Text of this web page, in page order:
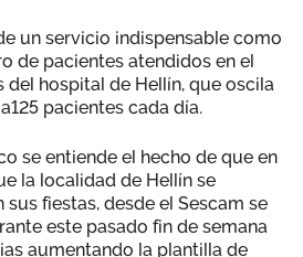
un servicio indispensable como
de pacientes atendidos en el
del hospital de Hellín, que oscila
pacientes cada día.
se entiende el hecho de que en
la localidad de Hellín se
fiestas, desde el Sescam se
este pasado fin de semana
aumentando la plantilla de